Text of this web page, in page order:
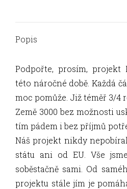
Popis
Podpořte, prosím, projekt
této náročné době. Každá
moc pomůže. Již téměř 3/4
Země 3000 bez možnosti
tím pádem i bez příjmů
Náš projekt nikdy
státu ani od EU. Vše
soběstačně sami. Od
projektu stále jím je